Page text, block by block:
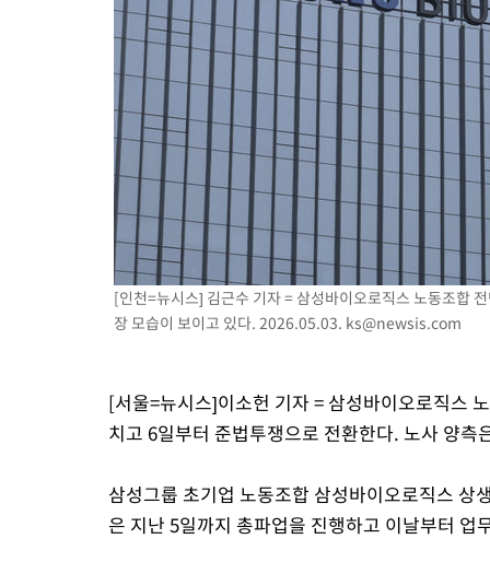
'월드컵 탈락 후폭풍' 축구협회…초유의 압수수색에 '충격·당황'
서울 낮 37.9도, 올여름 최고치 경신…영등포 순간 '40도'
[속보]종합특검, 대검 추가 압수수색…내란 중요임무종사 혐의
[속보]코스닥, 800p 회복…0.26% 오른 801.67 마감
[속보]코스피, 301.88포인트(4.58%) 내린 6296.38 마감
[속보]원·달러 환율, 0.7원 내린 1423.8원 마감
"여기 떨어졌다"…다누리, 스페이스X 로켓 달 충돌 흔적 포착
손흥민, 5경기 연속골 실패…LAFC는 승부차기 끝 과달라하라 격파
내일까지 39도 '펄펄'…기상청 "태풍 지나며 폭염 잠시 꺾인다"
[인천=뉴시스] 김근수 기자 = 삼성바이오로직스 노동조합
장 모습이 보이고 있다. 2026.05.03. ks@newsis.com
[서울=뉴시스]이소헌 기자 = 삼성바이오로직스
치고 6일부터 준법투쟁으로 전환한다. 노사 양측
삼성그룹 초기업 노동조합 삼성바이오로직스
은 지난 5일까지 총파업을 진행하고 이날부터